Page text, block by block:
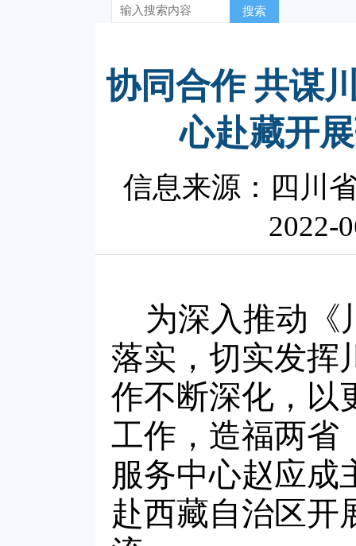
搜索
协同合作 共谋
心赴藏开
信息来源：四川
2022-
为深入推动《
落实，切实发挥
作不断深化，以
工作，造福两省
服务中心赵应成
赴西藏自治区开